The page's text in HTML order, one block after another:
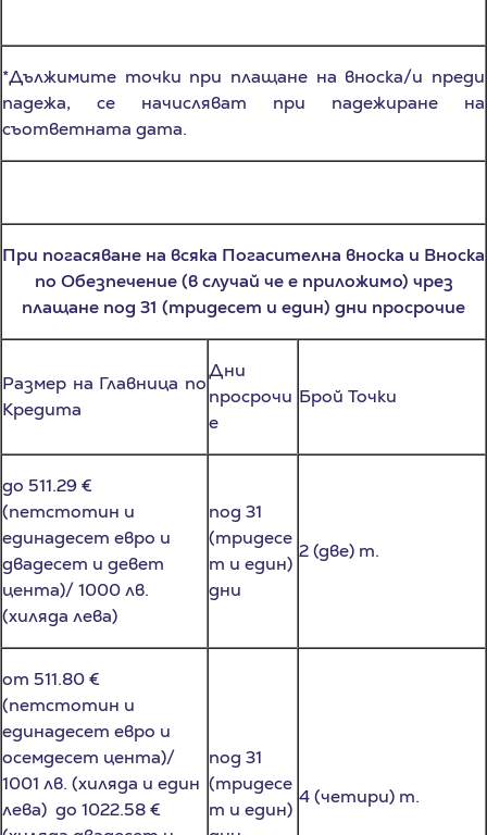
*Дължимите точки при плащане на вноска/и преди
падежа, се начисляват при падежиране на
съответната дата.
При погасяване на всяка Погасителна вноска и Вноска
по Обезпечение (в случай че е приложимо) чрез
плащане под 31 (тридесет и един) дни просрочие
Кредита
Дни
просрочи
до 511.29 €
(петстотин и
единадесет евро и
двадесет и девет
цента)/ 1000 лв.
(хиляда лева)
(тридесе
т и един)
дни
от 511.80 €
(петстотин и
единадесет евро и
осемдесет цента)/
1001 лв. (хиляда и един
лева) до 1022.58 €
(хиляда двадесет и
два евро и петдесет и
(тридесе
т и един)
дни